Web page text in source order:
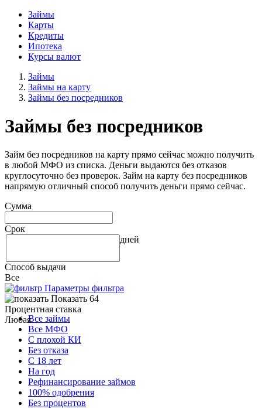
Займы
Карты
Кредиты
Ипотека
Курсы валют
Займы
Займы на карту
Займы без посредников
Займы без посредников
Займ без посредников на карту прямо сейчас можно получить
в любой МФО из списка. Деньги выдаются без отказов
круглосуточно без проверок. Займ на карту без посредников
напрямую отличный способ получить деньги прямо сейчас.
Сумма
Срок
дней
Способ выдачи
Все
Параметры фильтра
Показать 64
Процентная ставка
ЛюбаяВсе займы
Все МФО
С плохой КИ
Без отказа
С 18 лет
На год
Рефинансирование займов
100% одобрения
Без процентов